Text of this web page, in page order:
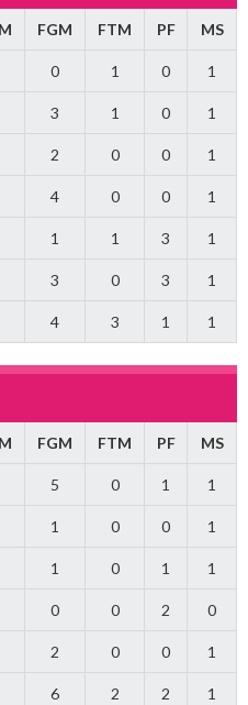
FGM FTM PF MS
0 1 0 1
3 1 0 1
2 0 0 1
4 0 0 1
1 1 3 1
3 0 3 1
4 3 1 1
FGM FTM PF MS
5 0 1 1
1 0 0 1
1 0 1 1
0 0 2 0
2 0 0 1
6 2 2 1